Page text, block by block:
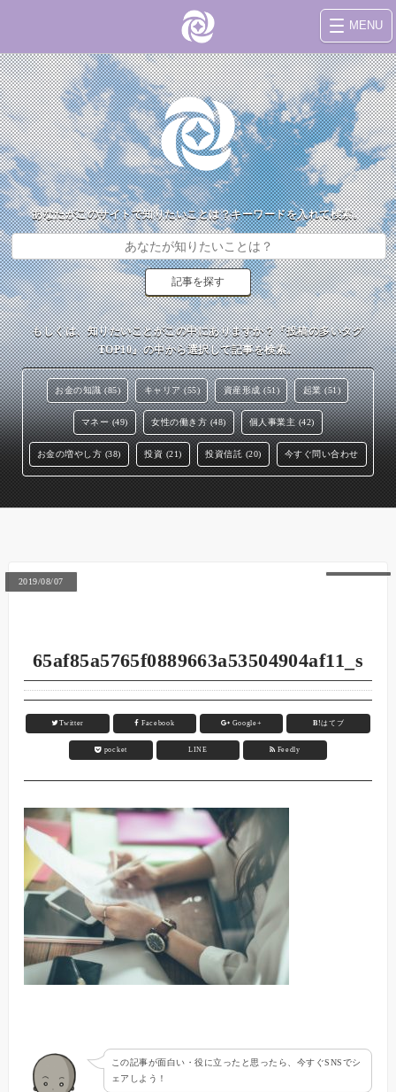
MENU
あなたがこのサイトで知りたいことは？キーワードを入れて検索。
もしくは、知りたいことがこの中にありますか？『投稿の多いタグ
TOP10』の中から選択して記事を検索。
お金の知識 (85) キャリア (55) 資産形成 (51) 起業 (51)
マネー (49) 女性の働き方 (48) 個人事業主 (42)
お金の増やし方 (38) 投資 (21) 投資信託 (20) 今すぐ問い合わせ
2019/08/07
65af85a5765f0889663a53504904af11_s
Twitter Facebook Google+ B!はてブ
pocket LINE Feedly
この記事が面白い・役に立ったと思ったら、今すぐSNSでシ
ェアしよう！